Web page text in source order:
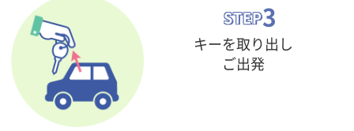
STEP3
キーを取り出し
ご出発